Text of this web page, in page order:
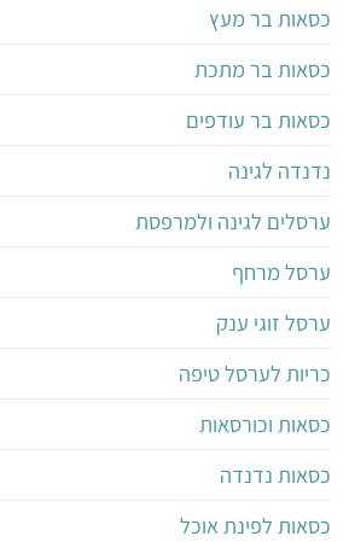
כסאות בר מעץ
כסאות בר מתכת
כסאות בר עודפים
נדנדה לגינה
ערסלים לגינה ולמרפסת
ערסל מרחף
ערסל זוגי ענק
כריות לערסל טיפה
כסאות וכורסאות
כסאות נדנדה
כסאות לפינת אוכל